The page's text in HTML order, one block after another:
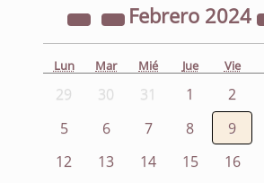
Febrero 2024
Lun Mar Mié Jue Vie
29 30 31 1 2
5
6 7 8 9
12
13 14 15 16